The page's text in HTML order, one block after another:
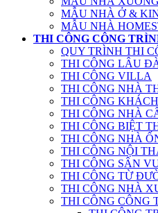
MẪU NHÀ Ở &
MẪU NHÀ
THI CÔNG CÔNG
QUY TRÌNH THI
THI CÔNG LÂU
THI CÔNG VILLA
THI CÔNG NHÀ
THI CÔNG
THI CÔNG NHÀ
THI CÔNG BIỆT
THI CÔNG NHÀ
THI CÔNG NỘI
THI CÔNG SÂN
THI CÔNG TỪ
THI CÔNG NHÀ
THI CÔNG CÔNG